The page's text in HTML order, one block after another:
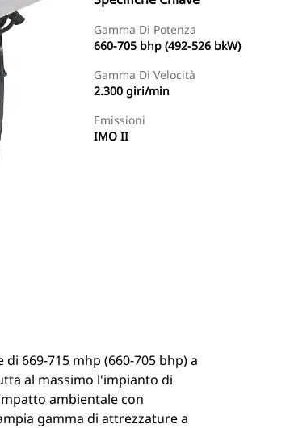
Gamma Di Potenza
660-705 bhp (492-526 bkW)
Gamma Di Velocità
2.300 giri/min
Emissioni
IMO II
669-715 mhp (660-705 bhp) a
al massimo l'impianto di
ambientale con
gamma di attrezzature a